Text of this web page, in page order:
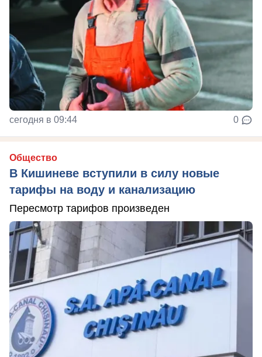
сегодня в 09:44 0
Общество
В Кишиневе вступили в силу новые
тарифы на воду и канализацию
Пересмотр тарифов произведен